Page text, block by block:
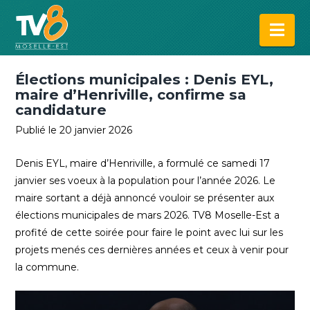
Élections municipales : Denis EYL,
maire d’Henriville, confirme sa
candidature
Publié le 20 janvier 2026
Denis EYL, maire d’Henriville, a formulé ce samedi 17
janvier ses voeux à la population pour l’année 2026. Le
maire sortant a déjà annoncé vouloir se présenter aux
élections municipales de mars 2026. TV8 Moselle-Est a
profité de cette soirée pour faire le point avec lui sur les
projets menés ces dernières années et ceux à venir pour
la commune.